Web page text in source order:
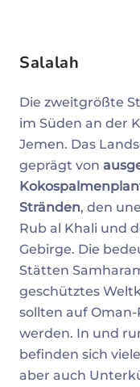
Salalah
Die zweitgrößte
im Süden an der
Jemen. Das
geprägt von
Stränden, den
Rub al Khali und
Gebirge. Die
Stätten
geschütztes
sollten auf
werden. In und
befinden sich
aber auch